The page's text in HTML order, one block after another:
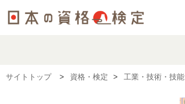
サイトトップ 資格・検定 工業・技術・技能